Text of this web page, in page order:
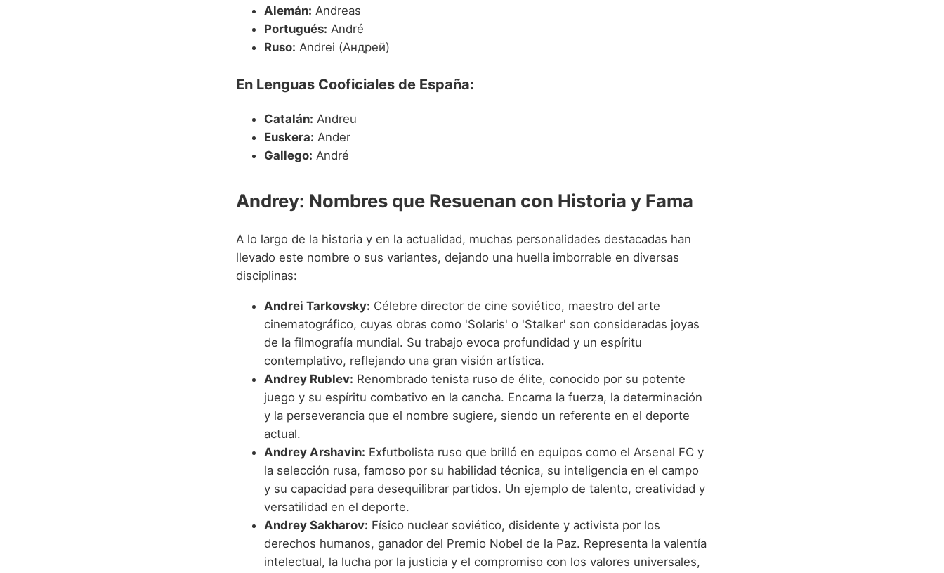
Alemán: Andreas
Portugués: André
Ruso: Andrei (Андрей)
En Lenguas Cooficiales de España:
Catalán: Andreu
Euskera: Ander
Gallego: André
Andrey: Nombres que Resuenan con Historia y Fama
A lo largo de la historia y en la actualidad, muchas personalidades destacadas han
llevado este nombre o sus variantes, dejando una huella imborrable en diversas
disciplinas:
Andrei Tarkovsky: Célebre director de cine soviético, maestro del arte
cinematográfico, cuyas obras como 'Solaris' o 'Stalker' son consideradas joyas
de la filmografía mundial. Su trabajo evoca profundidad y un espíritu
contemplativo, reflejando una gran visión artística.
Andrey Rublev: Renombrado tenista ruso de élite, conocido por su potente
juego y su espíritu combativo en la cancha. Encarna la fuerza, la determinación
y la perseverancia que el nombre sugiere, siendo un referente en el deporte
actual.
Andrey Arshavin: Exfutbolista ruso que brilló en equipos como el Arsenal FC y
la selección rusa, famoso por su habilidad técnica, su inteligencia en el campo
y su capacidad para desequilibrar partidos. Un ejemplo de talento, creatividad y
versatilidad en el deporte.
Andrey Sakharov: Físico nuclear soviético, disidente y activista por los
derechos humanos, ganador del Premio Nobel de la Paz. Representa la valentía
intelectual, la lucha por la justicia y el compromiso con los valores universales,